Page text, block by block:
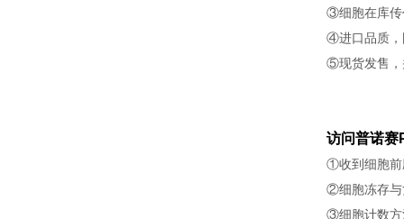
③细胞在库传
④进口品质，
⑤现货发售，
访问普诺赛
①收到细胞前
②细胞冻存与
③细胞计数方